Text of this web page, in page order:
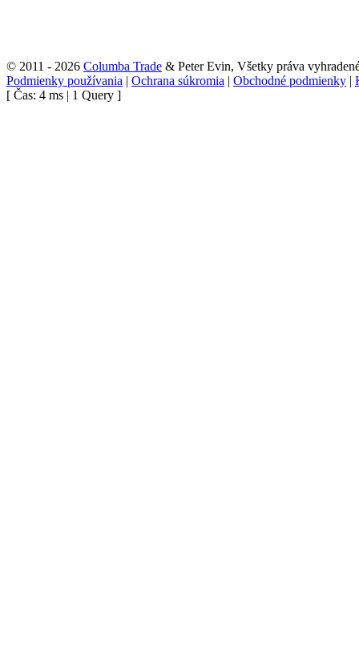
© 2011 - 2026 Columba Trade & Peter Evin, Všetky práva
Podmienky používania | Ochrana súkromia | Obchodné podmienky |
[ Čas: 4 ms | 1 Query ]